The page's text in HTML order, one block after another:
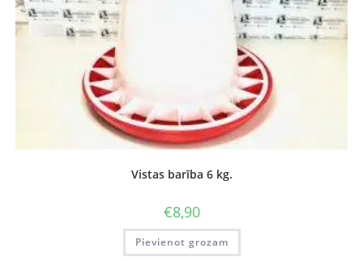
Vistas barība 6 kg.
€8,90
Pievienot grozam